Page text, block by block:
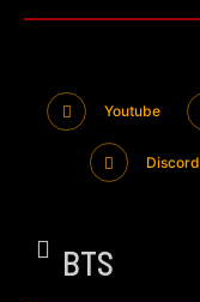
Youtube
Discord
BTS